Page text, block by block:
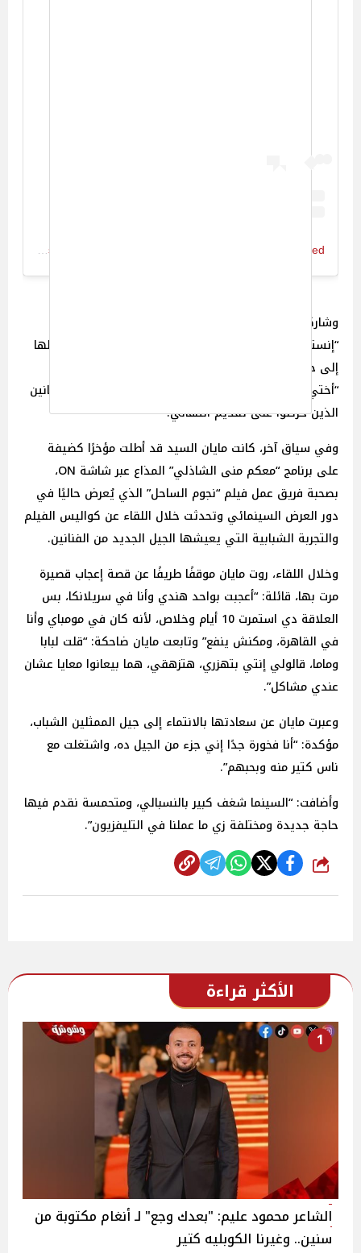
وشاركت مايان متابعيها على موقع التواصل الاجتماعي
“إنستجرام” مجموعة من الصور من حفل الزفاف، ظهرت خلالها
إلى جانب العروس في لحظات مؤثرة ومرحة وعلقت قائلة:
“أختي أحلى عروسة”، وسط تفاعل كبير من الجمهور والفنانين
الذين حرصوا على تقديم التهاني.
وفي سياق آخر، كانت مايان السيد قد أطلت مؤخرًا كضيفة
على برنامج “معكم منى الشاذلي” المذاع عبر شاشة ON،
بصحبة فريق عمل فيلم “نجوم الساحل” الذي يُعرض حاليًا في
دور العرض السينمائي وتحدثت خلال اللقاء عن كواليس الفيلم
والتجربة الشبابية التي يعيشها الجيل الجديد من الفنانين.
وخلال اللقاء، روت مايان موقفًا طريفًا عن قصة إعجاب قصيرة
مرت بها، قائلة: “أعجبت بواحد هندي وأنا في سريلانكا، بس
العلاقة دي استمرت 10 أيام وخلاص، لأنه كان في مومباي وأنا
في القاهرة، ومكنش ينفع” وتابعت مايان ضاحكة: “قلت لبابا
وماما، قالولي إنتي بتهزري، هتزهقي، هما بيعانوا معايا عشان
عندي مشاكل”.
وعبرت مايان عن سعادتها بالانتماء إلى جيل الممثلين الشباب،
مؤكدة: “أنا فخورة جدًا إني جزء من الجيل ده، واشتغلت مع
ناس كتير منه وبحبهم”.
وأضافت: “السينما شغف كبير بالنسبالي، ومتحمسة نقدم فيها
حاجة جديدة ومختلفة زي ما عملنا في التليفزيون”.
شارك
الأكثر قراءة
1
الشاعر محمود عليم: "بعدك وجع" لـ أنغام مكتوبة من
سنين.. وغيرنا الكوبليه كتير